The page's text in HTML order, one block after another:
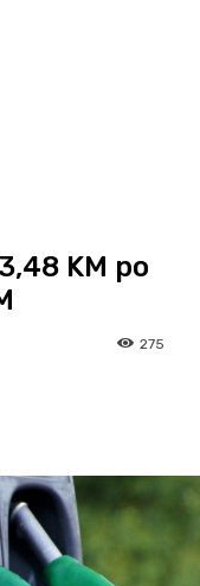
KM po
275